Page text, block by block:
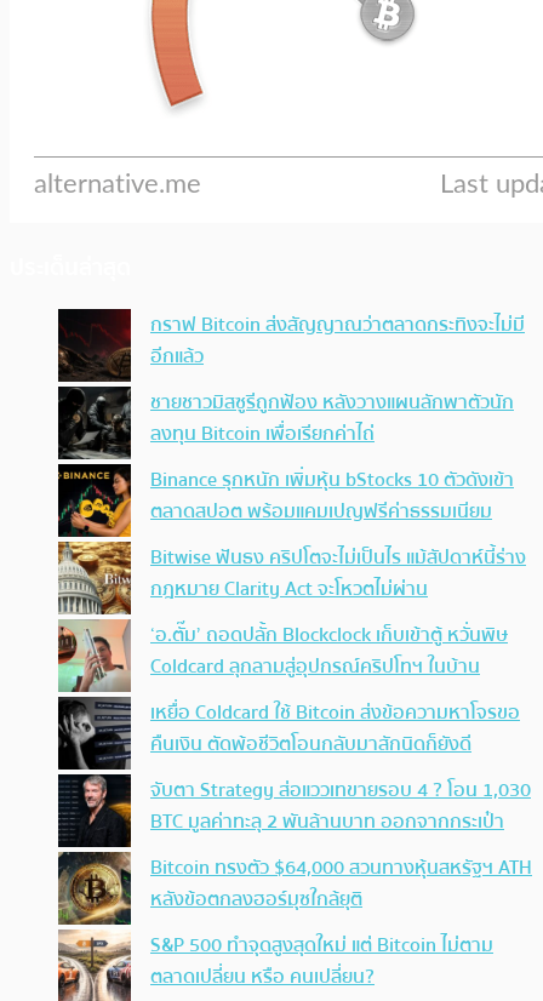
กราฟ Bitcoin ส่งสัญญาณว่าตลาดกระทิงจะไม่มี
อีกแล้ว
ชายชาวมิสซูรีถูกฟ้อง หลังวางแผนลักพาตัวนัก
ลงทุน Bitcoin เพื่อเรียกค่าไถ่
Binance รุกหนัก เพิ่มหุ้น bStocks 10 ตัวดังเข้า
ตลาดสปอต พร้อมแคมเปญฟรีค่าธรรมเนียม
Bitwise ฟันธง คริปโตจะไม่เป็นไร แม้สัปดาห์นี้ร่าง
กฎหมาย Clarity Act จะโหวตไม่ผ่าน
‘อ.ตั๊ม’ ถอดปลั้ก Blockclock เก็บเข้าตู้ หวั่นพิษ
Coldcard ลุกลามสู่อุปกรณ์คริปโทฯ ในบ้าน
เหยื่อ Coldcard ใช้ Bitcoin ส่งข้อความหาโจรขอ
คืนเงิน ตัดพ้อชีวิตโอนกลับมาสักนิดก็ยังดี
จับตา Strategy ส่อแววเทขายรอบ 4 ? โอน 1,030
BTC มูลค่าทะลุ 2 พันล้านบาท ออกจากกระเป๋า
Bitcoin ทรงตัว $64,000 สวนทางหุ้นสหรัฐฯ ATH
หลังข้อตกลงฮอร์มุซใกล้ยุติ
S&P 500 ทำจุดสูงสุดใหม่ แต่ Bitcoin ไม่ตาม
ตลาดเปลี่ยน หรือ คนเปลี่ยน?